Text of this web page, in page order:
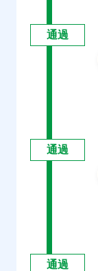
通過
通過
通過